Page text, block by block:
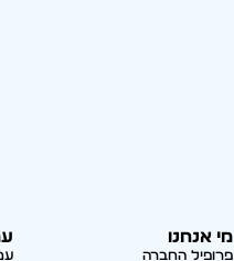
מי אנחנו
פרופיל החברה